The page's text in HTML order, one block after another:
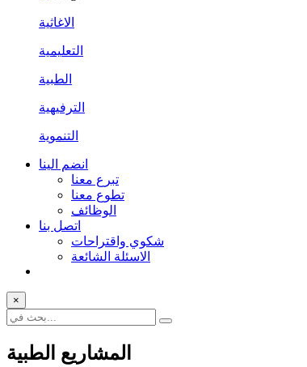
الاغاثية
التعليمية
الطبية
الترفيهية
التنموية
انضم الينا
تبرع معنا
تطوع معنا
الوظائف
اتصل بنا
شكوي واقتراحات
الاسئلة الشائعة
×
المشاريع الطبية